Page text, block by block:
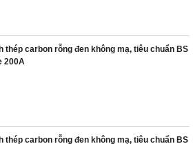
thép carbon rỗng đen không mạ, tiêu chuẩn BS
200A
thép carbon rỗng đen không mạ, tiêu chuẩn BS